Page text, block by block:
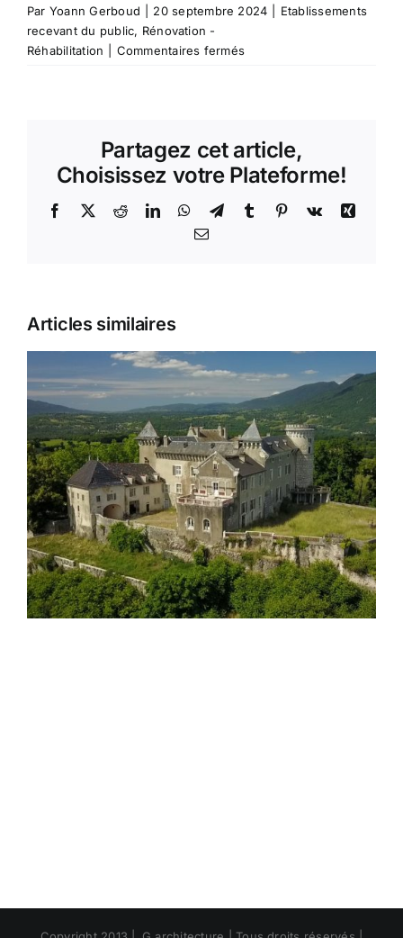
Par Yoann Gerboud 20 septembre 2024
Etablissements
recevant du public, Rénovation -
Réhabilitation
Commentaires ferméssur
maison
d’assistants
maternels
–
Partagez cet article,
Choisissez votre Plateforme!
Facebook
X RedditLinkedInWhatsApp
TelegramTumblr Pinterest
Vk
Xing
Email
Articles similaires